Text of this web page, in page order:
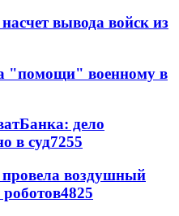
вывода войск из
"помощи" военному в
дело
в суд7255
воздушный
4825